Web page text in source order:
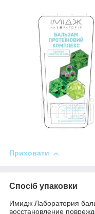
Приховати
Спосіб упаковки
Имидж Лаборатория
восстановление